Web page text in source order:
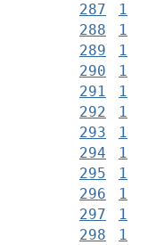
287
1
288
1
289
1
290
1
291
1
292
1
293
1
294
1
295
1
296
1
297
1
298
1